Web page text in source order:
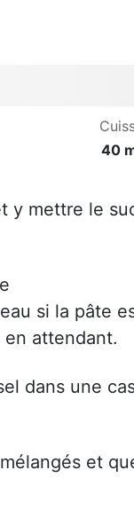
40
y mettre le
si la pâte
attendant.
dans une
et